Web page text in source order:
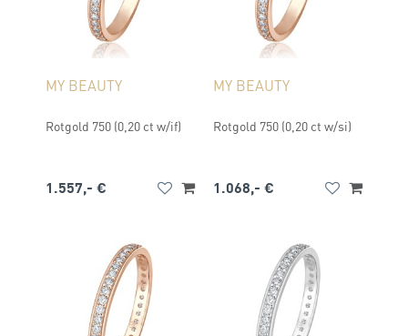
MY BEAUTY
Rotgold 750 (0,20 ct w/if)
1.557,- €
MY BEAUTY
Rotgold 750 (0,20 ct w/si)
1.068,- €